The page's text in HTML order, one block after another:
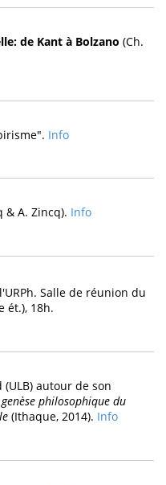
de Kant à Bolzano (Ch.
Info
& A. Zincq). Info
Salle de réunion du
ét.), 18h.
autour de son
philosophique du
(Ithaque, 2014). Info